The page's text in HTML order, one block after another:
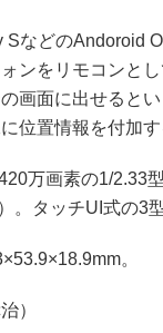
などのAndoroid
ンをリモコンと
画面に出せると
位置情報を付加す
万画素の1/2.33
。タッチUI式の3
。
）